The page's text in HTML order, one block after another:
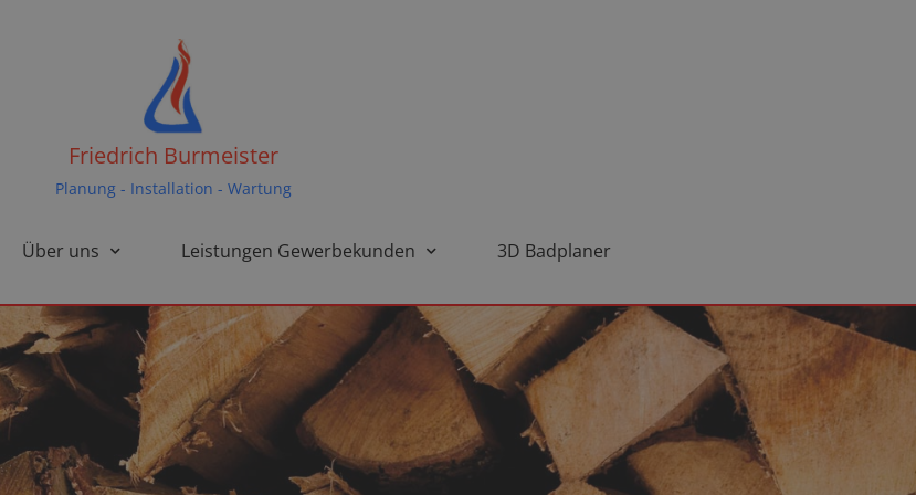
Friedrich Burmeister
Planung - Installation - Wartung
Über uns Leistungen Gewerbekunden 3D Badplaner